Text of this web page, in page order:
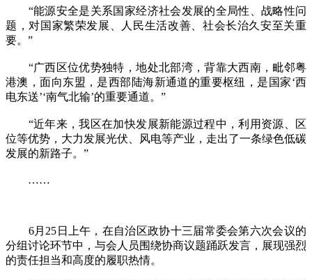
“能源安全是关系国家经济社会发展的全局性、战略性问
题，对国家繁荣发展、人民生活改善、社会长治久安至关重
要。”
“广西区位优势独特，地处北部湾，背靠大西南，毗邻粤
港澳，面向东盟，是西部陆海新通道的重要枢纽，是国家‘西
电东送’‘南气北输’的重要通道。”
“近年来，我区在加快发展新能源过程中，利用资源、区
位等优势，大力发展光伏、风电等产业，走出了一条绿色低碳
发展的新路子。”
……
6月25日上午，在自治区政协十三届常委会第六次会议的
分组讨论环节中，与会人员围绕协商议题踊跃发言，展现强烈
的责任担当和高度的履职热情。